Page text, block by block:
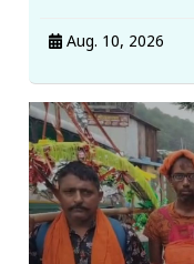
Aug. 10, 2026